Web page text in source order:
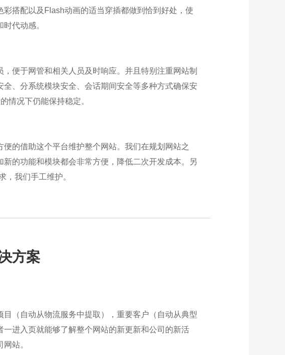
搭配以及Flash动画的适当穿插都做到恰到好处，使
代动感。
便于网管和相关人员及时响应。并且特别注重网站制
、分系统模块安全、会话期间安全等多种方式确保安
情况下仍能保持稳定。
的借助这个平台维护整个网站。我们在规划网站之
的功能和模块都会非常方便，降低二次开发成本。另
，我们手工维护。
方案
（自动从物流服务中提取），重要客户（自动从典型
进入页就能够了解整个网站的新更新和公司的新活
站。